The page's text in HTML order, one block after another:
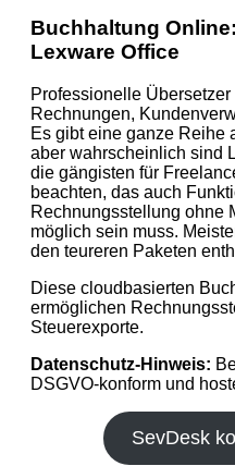
Buchhaltung
Lexware Office
Professionelle
Rechnungen,
Es gibt eine ganze Reihe
aber wahrscheinlich sind
die gängisten für
beachten, das auch
Rechnungsstellung ohne
möglich sein muss.
den teureren Paketen
Diese cloudbasierten
ermöglichen
Steuerexporte.
Datenschutz-Hinweis:
DSGVO‑konform und
SevDesk